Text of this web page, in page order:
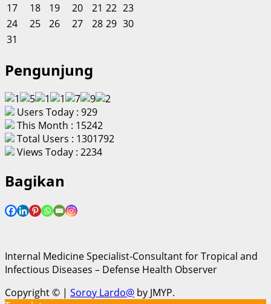
17
18 19 20 21 22 23
24
25 26 27 28 29 30
31
Pengunjung
Users Today : 929
This Month : 15242
Total Users : 1301792
Views Today : 2234
Bagikan
Internal Medicine Specialist-Consultant for Tropical and
Infectious Diseases – Defense Health Observer
Copyright © | Soroy Lardo@ by JMYP.